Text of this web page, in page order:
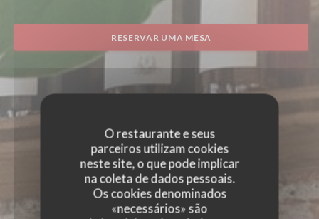
O restaurante e seus
parceiros utilizam cookies
neste site, o que pode implicar
na coleta de dados pessoais.
Os cookies denominados
«necessários» são
RESERVAR UMA MESA